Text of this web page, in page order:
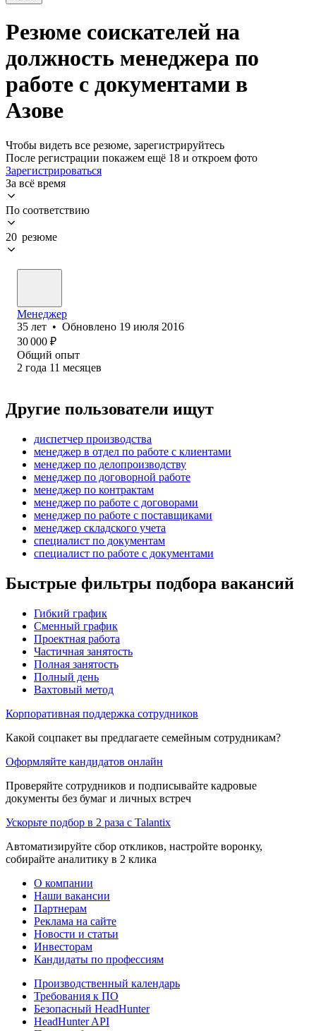
Резюме соискателей на
должность менеджера по
работе с документами в
Азове
Чтобы видеть все резюме, зарегистрируйтесь
После регистрации покажем ещё 18 и откроем фото
Зарегистрироваться
За всё время
По соответствию
20 резюме
Менеджер
35 лет • Обновлено 19 июля 2016
30 000 ₽
Общий опыт
2 года 11 месяцев
Другие пользователи ищут
диспетчер производства
менеджер в отдел по работе с клиентами
менеджер по делопроизводству
менеджер по договорной работе
менеджер по контрактам
менеджер по работе с договорами
менеджер по работе с поставщиками
менеджер складского учета
специалист по документам
специалист по работе с документами
Быстрые фильтры подбора вакансий
Гибкий график
Сменный график
Проектная работа
Частичная занятость
Полная занятость
Полный день
Вахтовый метод
Корпоративная поддержка сотрудников
Какой соцпакет вы предлагаете семейным сотрудникам?
Оформляйте кандидатов онлайн
Проверяйте сотрудников и подписывайте кадровые
документы без бумаг и личных встреч
Ускорьте подбор в 2 раза с Talantix
Автоматизируйте сбор откликов, настройте воронку,
собирайте аналитику в 2 клика
О компании
Наши вакансии
Партнерам
Реклама на сайте
Новости и статьи
Инвесторам
Кандидаты по профессиям
Производственный календарь
Требования к ПО
Безопасный HeadHunter
HeadHunter API